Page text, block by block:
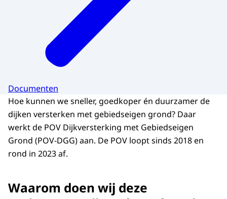
Documenten
Hoe kunnen we sneller, goedkoper én duurzamer de
dijken versterken met gebiedseigen grond? Daar
werkt de POV Dijkversterking met Gebiedseigen
Grond (POV-DGG) aan. De POV loopt sinds 2018 en
rond in 2023 af.
Waarom doen wij deze